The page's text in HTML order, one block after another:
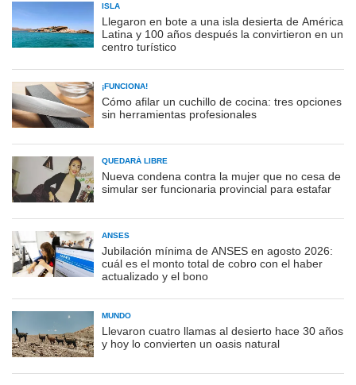
ISLA
Llegaron en bote a una isla desierta de América
Latina y 100 años después la convirtieron en un
centro turístico
¡FUNCIONA!
Cómo afilar un cuchillo de cocina: tres opciones
sin herramientas profesionales
QUEDARÁ LIBRE
Nueva condena contra la mujer que no cesa de
simular ser funcionaria provincial para estafar
ANSES
Jubilación mínima de ANSES en agosto 2026:
cuál es el monto total de cobro con el haber
actualizado y el bono
MUNDO
Llevaron cuatro llamas al desierto hace 30 años
y hoy lo convierten un oasis natural